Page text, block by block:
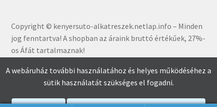
Copyright © kenyersuto-alkatreszek.netlap.info – Minden
jog fenntartva! A shopban az áraink bruttó értékűek, 27%-
os Áfát tartalmaznak!
A webáruház további használatához és helyes működéséhez a
sütik használatát szükséges el fogadni.